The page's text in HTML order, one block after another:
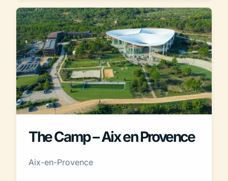
The Camp – Aix en Provence
Aix-en-Provence